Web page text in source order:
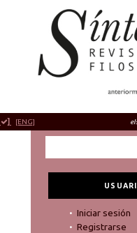
] [ENG]
Iniciar sesión
Registrarse